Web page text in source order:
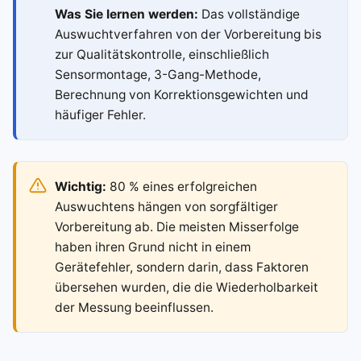
Was Sie lernen werden: Das vollständige
Auswuchtverfahren von der Vorbereitung bis
zur Qualitätskontrolle, einschließlich
Sensormontage, 3-Gang-Methode,
Berechnung von Korrektionsgewichten und
häufiger Fehler.
Wichtig: 80 % eines erfolgreichen
Auswuchtens hängen von sorgfältiger
Vorbereitung ab. Die meisten Misserfolge
haben ihren Grund nicht in einem
Gerätefehler, sondern darin, dass Faktoren
übersehen wurden, die die Wiederholbarkeit
der Messung beeinflussen.